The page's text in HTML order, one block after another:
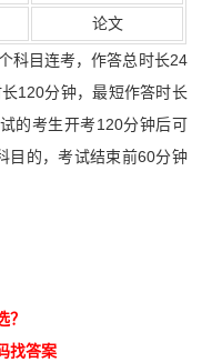
论文
科目连考，作答总时长24
120分钟，最短作答时长
的考生开考120分钟后可
目的，考试结束前60分钟
？
找答案